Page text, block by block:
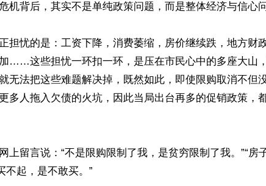
机背后，其实不是单纯政策问题，而是整体经济与信心问
担忧的是：工资下降，消费萎缩，房价继续跌，地方财
……这些担忧一环扣一环，是压在市民心中的多座大山
无法把这些难题解决掉，既然如此，即使限购取消不但
多人拖入欠债的火坑，因此当局出台再多的促销政策，
上留言说：“不是限购限制了我，是贫穷限制了我。”“房
不起，是不敢买。”